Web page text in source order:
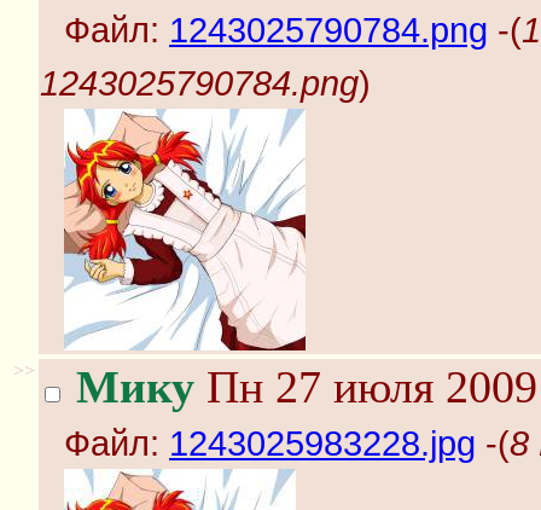
Файл: 1243025790784.png -(
1243025790784.png)
>> Мику Пн 27 июля
Файл: 1243025983228.jpg -(8